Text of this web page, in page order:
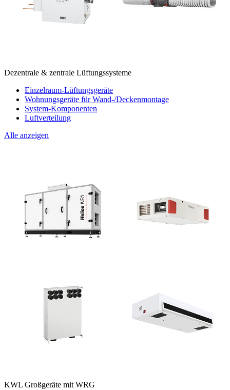
Dezentrale & zentrale Lüftungssysteme
Einzelraum-Lüftungsgeräte
Wohnungsgeräte für Wand-/Deckenmontage
System-Komponenten
Luftverteilung
Alle anzeigen
KWL Großgeräte mit WRG